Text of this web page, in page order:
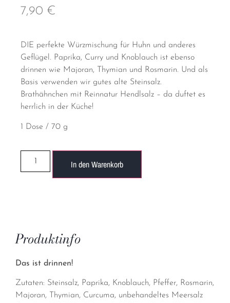
7,90 €
DIE perfekte Würzmischung für Huhn und anderes
Geflügel. Paprika, Curry und Knoblauch ist ebenso
drinnen wie Majoran, Thymian und Rosmarin. Und als
Basis verwenden wir gutes alte Steinsalz.
Brathähnchen mit Reinnatur Hendlsalz – da duftet es
herrlich in der Küche!
1 Dose / 70 g
In den Warenkorb
Produktinfo
Das ist drinnen!
Zutaten: Steinsalz, Paprika, Knoblauch, Pfeffer, Rosmarin,
Majoran, Thymian, Curcuma, unbehandeltes Meersalz